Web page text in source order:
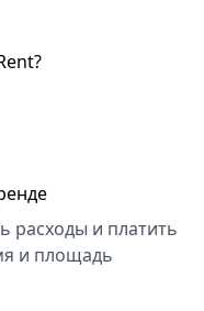
расходы и платить
и площадь